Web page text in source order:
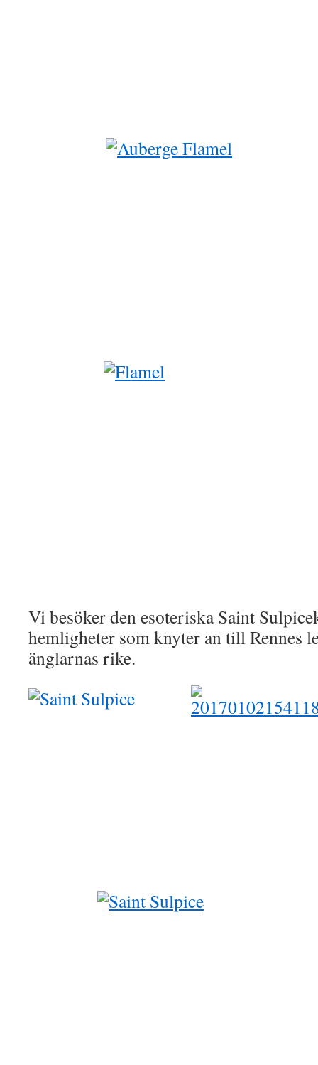
Vi besöker den esoteriska Saint
hemligheter som knyter an till Rennes
änglarnas rike.